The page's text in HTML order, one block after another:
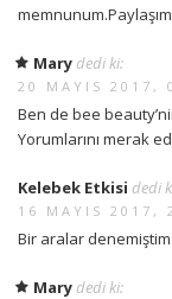
Mary dedi ki:
20 MAYIS 2017,
Ben de bee
Yorumlarını merak
Kelebek Etkisi dedi
16 MAYIS 2017,
Bir aralar
Mary dedi ki: